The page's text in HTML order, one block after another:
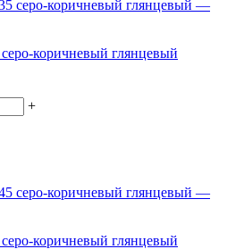
коричневый глянцевый
+
коричневый глянцевый